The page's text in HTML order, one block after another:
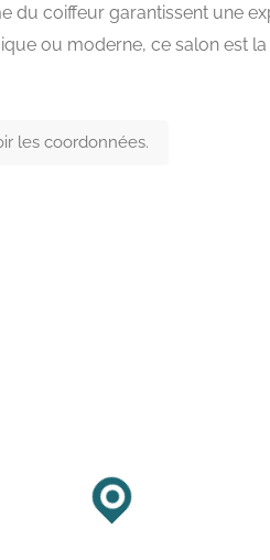
du coiffeur garantissent une
ou moderne, ce salon est
les coordonnées.